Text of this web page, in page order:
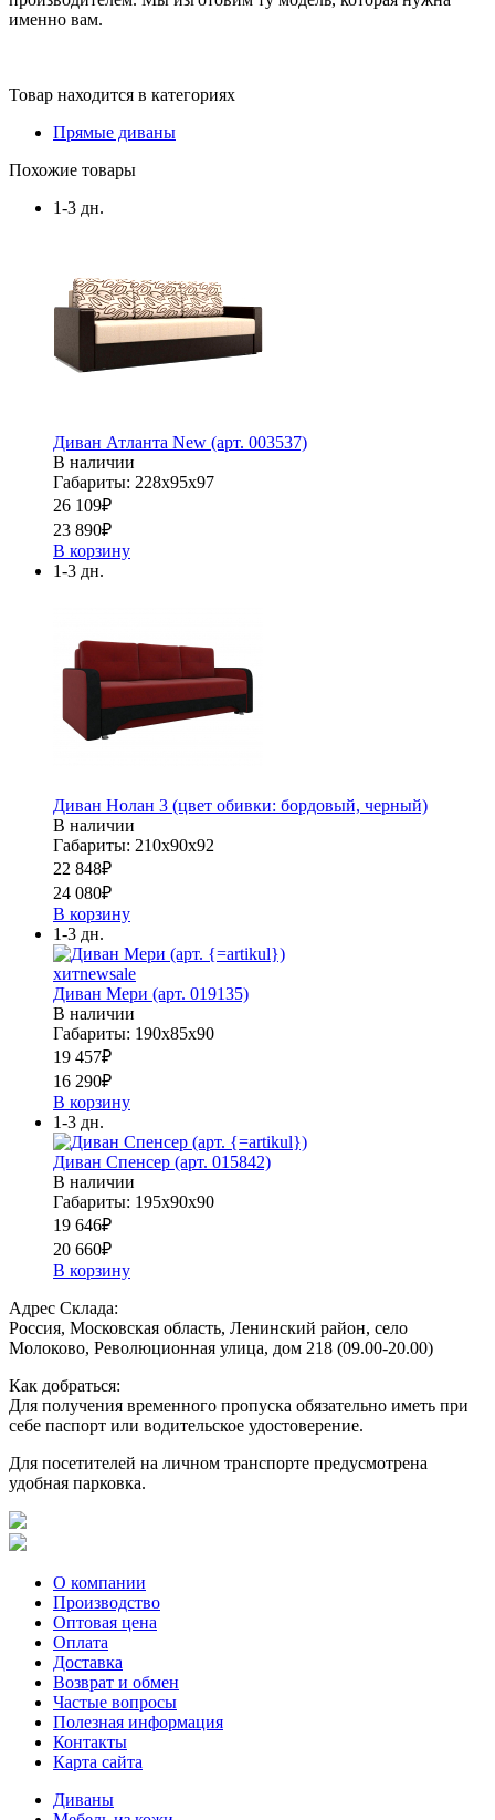
именно вам.
Товар находится в категориях
Прямые диваны
Похожие товары
1-3 дн.
Диван Атланта New (арт. 003537)
В наличии
Габариты: 228х95х97
26 109₽
23 890₽
В корзину
1-3 дн.
Диван Нолан 3 (цвет обивки: бордовый, черный)
В наличии
Габариты: 210х90х92
22 848₽
24 080₽
В корзину
1-3 дн.
хитnewsale
Диван Мери (арт. 019135)
В наличии
Габариты: 190х85х90
19 457₽
16 290₽
В корзину
1-3 дн.
Диван Спенсер (арт. 015842)
В наличии
Габариты: 195х90х90
19 646₽
20 660₽
В корзину
Адрес Склада:
Россия, Московская область, Ленинский район, село
Молоково, Революционная улица, дом 218 (09.00-20.00)
Как добраться:
Для получения временного пропуска обязательно иметь при
себе паспорт или водительское удостоверение.
Для посетителей на личном транспорте предусмотрена
удобная парковка.
О компании
Производство
Оптовая цена
Оплата
Доставка
Возврат и обмен
Частые вопросы
Полезная информация
Контакты
Карта сайта
Диваны